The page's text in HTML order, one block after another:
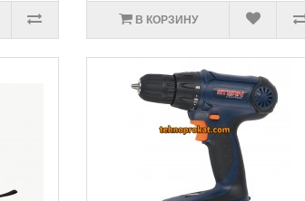
В КОРЗИНУ